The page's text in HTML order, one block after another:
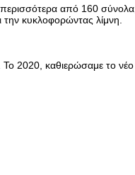
από 160 σύνολα,
κυκλοφορώντας λίμνη.
Το 2020, καθιερώσαμε το νέο